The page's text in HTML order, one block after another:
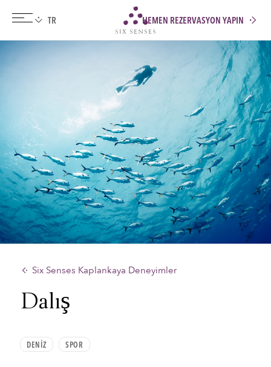
Six senses
HEMEN REZERVASYON YAPIN
Six Senses Kaplankaya Deneyimler
Dalış
DENIZ SPOR